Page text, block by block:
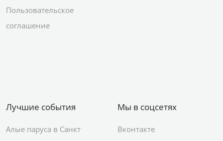
Пользовательское
соглашение
Лучшие события
Алые паруса в Санкт
Мы в соцсетях
Вконтакте